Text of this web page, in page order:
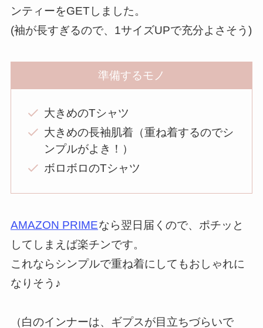
ンティーをGETしました。
(袖が長すぎるので、1サイズUPで充分よさそう)
準備するモノ
大きめのTシャツ
大きめの長袖肌着（重ね着するのでシ
ンプルがよき！）
ボロボロのTシャツ
AMAZON PRIMEなら翌日届くので、ポチッと
してしまえば楽チンです。
これならシンプルで重ね着にしてもおしゃれに
なりそう♪
（白のインナーは、ギプスが目立ちづらいで